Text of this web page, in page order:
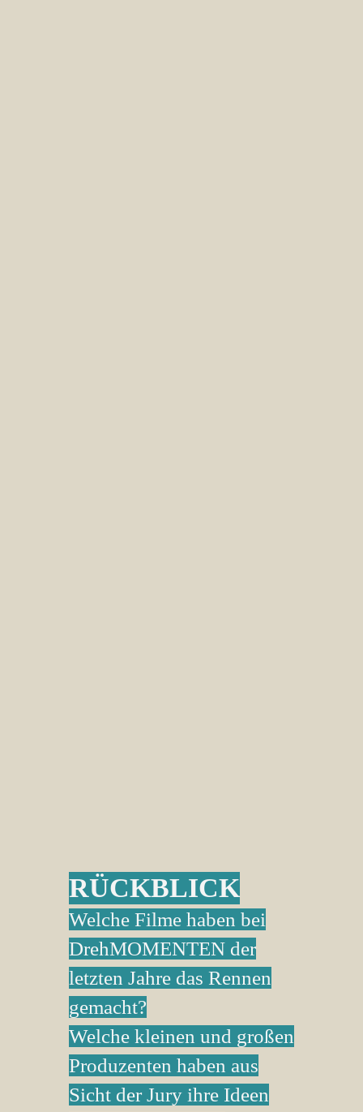
RÜCKBLICK
Welche Filme haben bei
DrehMOMENTEN der
letzten Jahre das Rennen
gemacht?
Welche kleinen und großen
Produzenten haben aus
Sicht der Jury ihre Ideen